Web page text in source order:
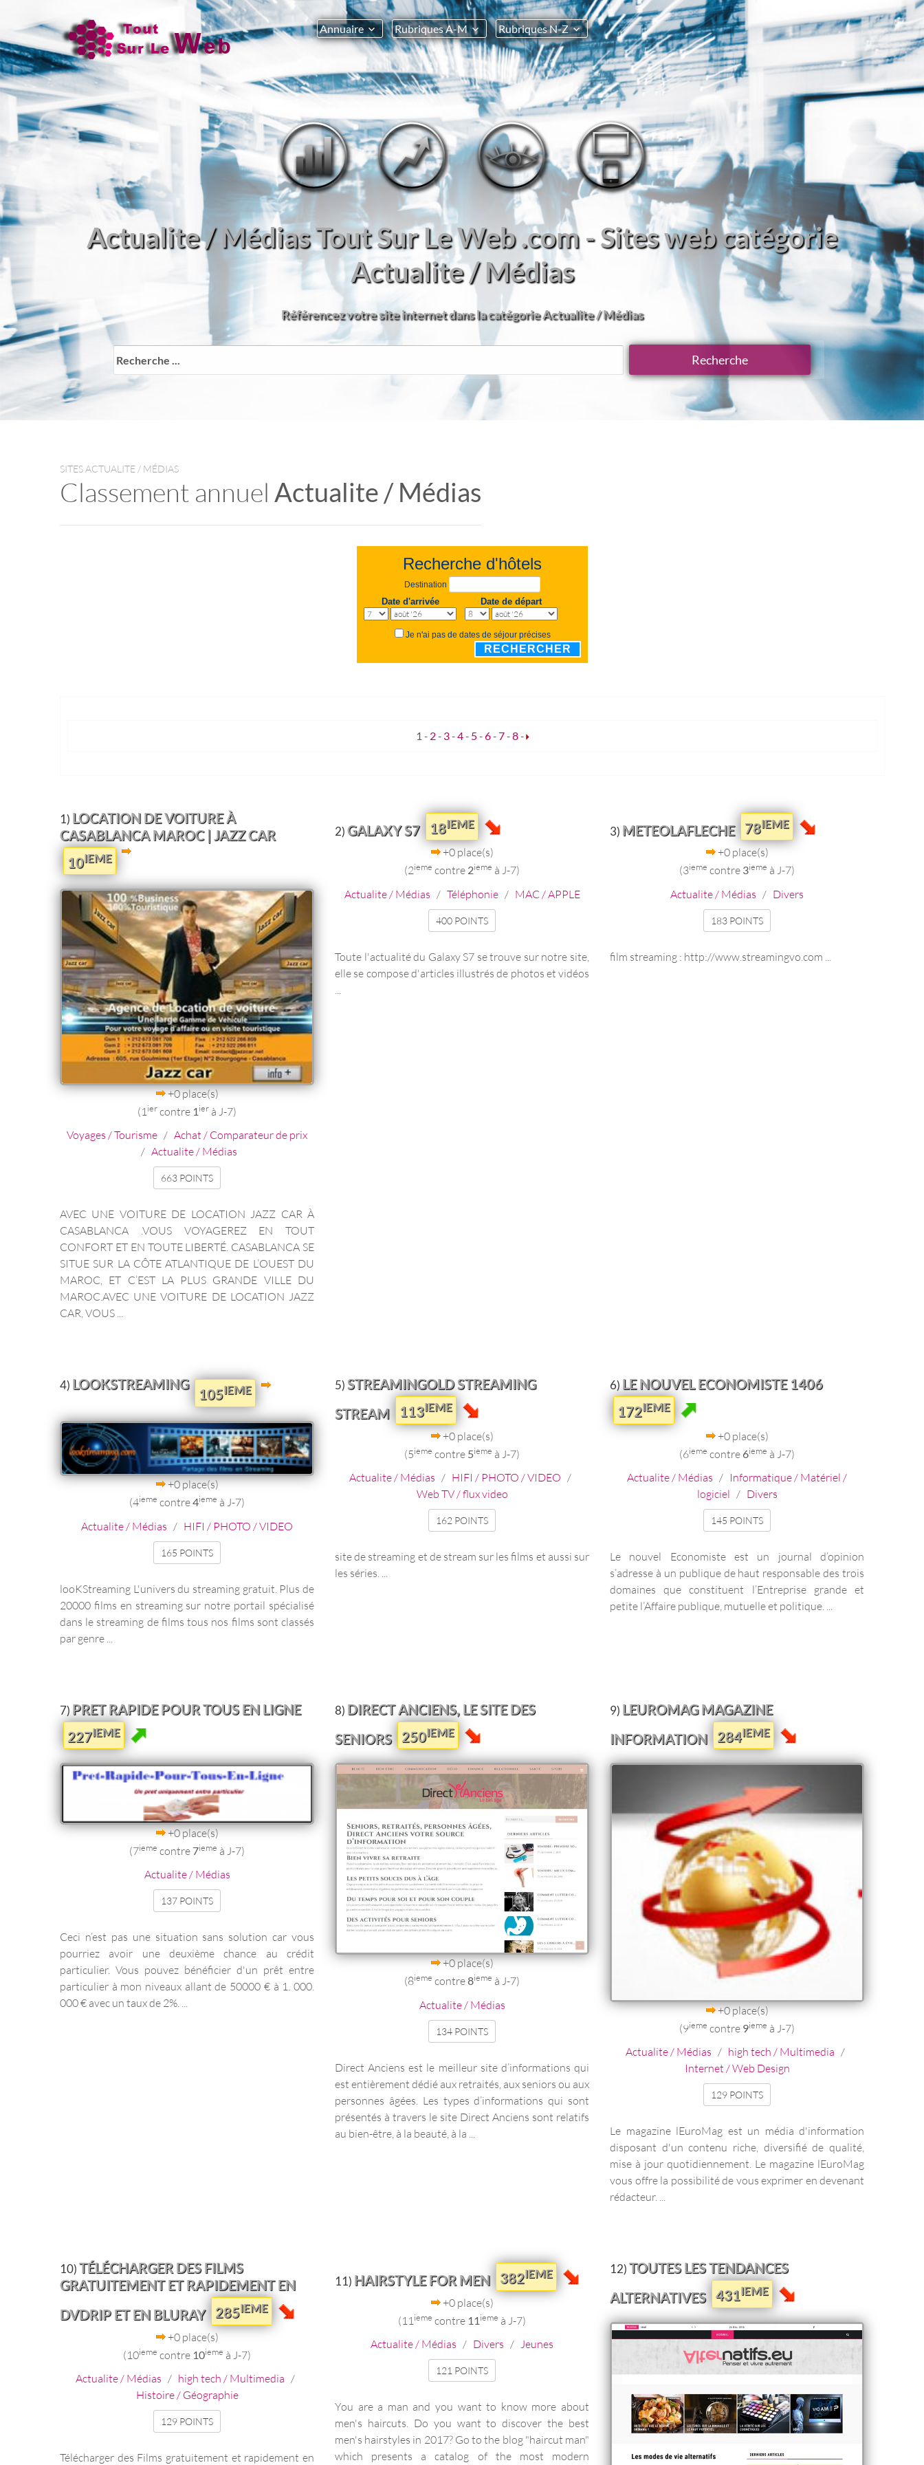
Annuaire Rubriques A-M Rubriques N-Z
Actualite / Médias Tout Sur Le Web .com - Sites web catégorie
Actualite / Médias
Référencez votre site internet dans la catégorie Actualite / Médias
SITES ACTUALITE / MÉDIAS
Classement annuel Actualite / Médias
Recherche d'hôtels
Destination
Date d'arrivée Date de départ
Je n'ai pas de dates de séjour précises
RECHERCHER
1 - 2- 3-4- 5-6-7-8-
1) LOCATION DE VOITURE À
CASABLANCA MAROC | JAZZ CAR
10IEME
+0 place(s)
(1 iercontre 1ier à J-7)
Voyages / Tourisme / Achat / Comparateur de prix
/ Actualite / Médias
663 POINTS
AVEC UNE VOITURE DE LOCATION JAZZ CAR À
CASABLANCA .VOUS VOYAGEREZ EN TOUT
CONFORT ET EN TOUTE LIBERTÉ. CASABLANCA SE
SITUE SUR LA CÔTE ATLANTIQUE DE L’OUEST DU
MAROC, ET C’EST LA PLUS GRANDE VILLE DU
MAROC.AVEC UNE VOITURE DE LOCATION JAZZ
CAR, VOUS ...
2)GALAXY S7 18IEME
+0 place(s)
(2ieme contre 2ieme à J-7)
Actualite / Médias / Téléphonie/ MAC / APPLE
400 POINTS
Toute l'actualité du Galaxy S7 se trouve sur notre site,
elle se compose d'articles illustrés de photos et vidéos
3) METEOLAFLECHE 78IEME
+0 place(s)
(3ieme contre 3ieme à J-7)
Actualite / Médias / Divers
183 POINTS
film streaming : http://www.streamingvo.com ...
4) LOOKSTREAMING
105IEME
+0 place(s)
(4ieme contre4ieme à J-7)
Actualite / Médias / HIFI / PHOTO / VIDEO
165 POINTS
looKStreaming L'univers du streaming gratuit. Plus de
20000 films en streaming sur notre portail spécialisé
dans le streaming de films tous nos films sont classés
par genre ...
5)STREAMINGOLD STREAMING
STREAM
113IEME
+0 place(s)
(5ieme contre 5ieme à J-7)
Actualite / Médias / HIFI / PHOTO / VIDEO /
Web TV / flux video
162 POINTS
site de streaming et de stream sur les films et aussi sur
les séries. ...
6) LE NOUVEL ECONOMISTE 1406
172IEME
+0 place(s)
(6ieme contre 6ieme à J-7)
Actualite / Médias / Informatique / Matériel /
logiciel / Divers
145 POINTS
Le nouvel Economiste est un journal d’opinion
s’adresse à un publique de haut responsable des trois
domaines que constituent l’Entreprise grande et
petite l’Affaire publique, mutuelle et politique. ...
7) PRET RAPIDE POUR TOUS EN LIGNE
227IEME
+0 place(s)
(7ieme contre 7ieme à J-7)
Actualite / Médias
137 POINTS
Ceci n’est pas une situation sans solution car vous
pourriez avoir une deuxième chance au crédit
particulier. Vous pouvez bénéficier d'un prêt entre
particulier à mon niveaux allant de 50000 € à 1. 000.
000 € avec un taux de 2%. ...
8) DIRECT ANCIENS, LE SITE DES
SENIORS
250IEME
+0 place(s)
(8ieme contre8ieme à J-7)
Actualite / Médias
134 POINTS
Direct Anciens est le meilleur site d’informations qui
est entièrement dédié aux retraités, aux seniors ou aux
personnes âgées. Les types d’informations qui sont
présentés à travers le site Direct Anciens sont relatifs
au bien-être, à la beauté, à la ...
9) LEUROMAG MAGAZINE
INFORMATION
284IEME
+0 place(s)
(9ieme contre 9ieme à J-7)
Actualite / Médias / high tech / Multimedia /
Internet / Web Design
129 POINTS
Le magazine lEuroMag est un média d'information
disposant d'un contenu riche, diversifié de qualité,
mise à jour quotidiennement. Le magazine lEuroMag
vous offre la possibilité de vous exprimer en devenant
rédacteur. ...
10)TÉLÉCHARGER DES FILMS
GRATUITEMENT ET RAPIDEMENT EN
DVDRIP ET EN BLURAY
285IEME
+0 place(s)
(10ieme contre 10ieme à J-7)
Actualite / Médias / high tech / Multimedia /
Histoire / Géographie
129 POINTS
Télécharger des Films gratuitement et rapidement en
11) HAIRSTYLE FOR MEN 382IEME
+0 place(s)
(11 ieme contre 11ieme à J-7)
Actualite / Médias / Divers / Jeunes
121 POINTS
You are a man and you want to know more about
men's haircuts. Do you want to discover the best
men's hairstyles in 2017? Go to the blog "haircut man"
which presents a catalog of the most modern
12)TOUTES LES TENDANCES
ALTERNATIVES 431IEME